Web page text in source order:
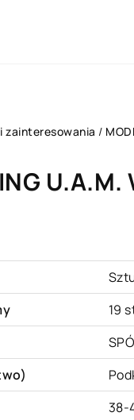
zainteresowania /
19
38-